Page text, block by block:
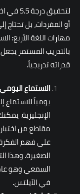
أو المفردات، بل
مهارات اللغة الأربع:
بالتدريب المستمر
قدراته تدريجياً.
الاستماع
يومياً
الإنجليزية.
مقاطع من
على فهم الفكرة
الصغيرة. وهذا
في الآيلتس.